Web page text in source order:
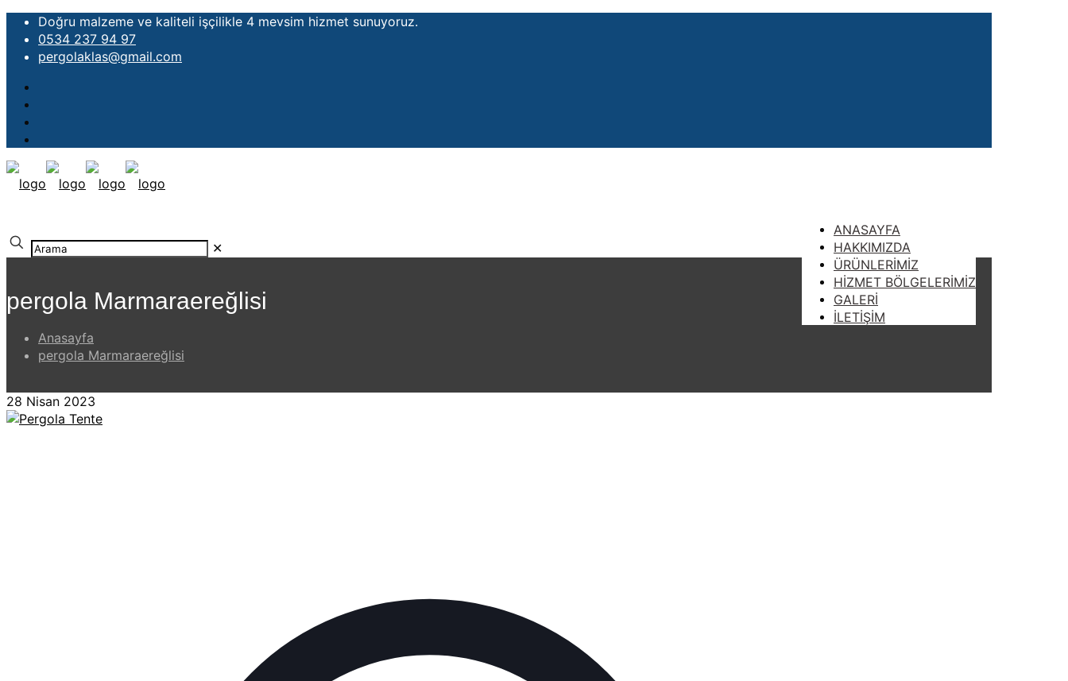
Doğru malzeme ve kaliteli işçilikle 4 mevsim hizmet sunuyoruz.
0534 237 94 97
pergolaklas@gmail.com
ANASAYFA
HAKKIMIZDA
ÜRÜNLERİMİZ
HİZMET BÖLGELERİMİZ
GALERİ
İLETİŞİM
✕
pergola Marmaraereğlisi
Anasayfa
pergola Marmaraereğlisi
28 Nisan 2023